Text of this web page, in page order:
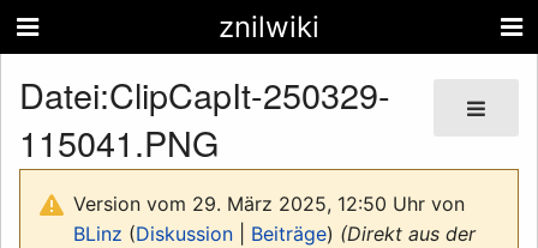
znilwiki
Datei:ClipCapIt-250329-
115041.PNG
Version vom 29. März 2025, 12:50 Uhr von
BLinz (Diskussion Beiträge) (Direkt aus der